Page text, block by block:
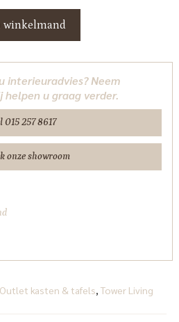
winkelmand
interieuradvies? Neem
u graag verder.
015 257 8617
onze showroom
Outlet kasten & tafels, Tower Living